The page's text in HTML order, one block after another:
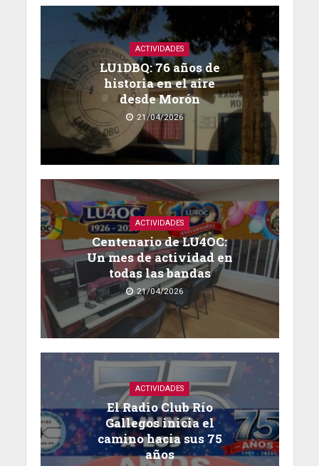
ACTIVIDADES
LU1DBQ: 76 años de
historia en el aire
desde Morón
21/04/2026
ACTIVIDADES
Centenario de LU4OC:
Un mes de actividad en
todas las bandas
21/04/2026
ACTIVIDADES
El Radio Club Río
Gallegos inicia el
camino hacia sus 75
años